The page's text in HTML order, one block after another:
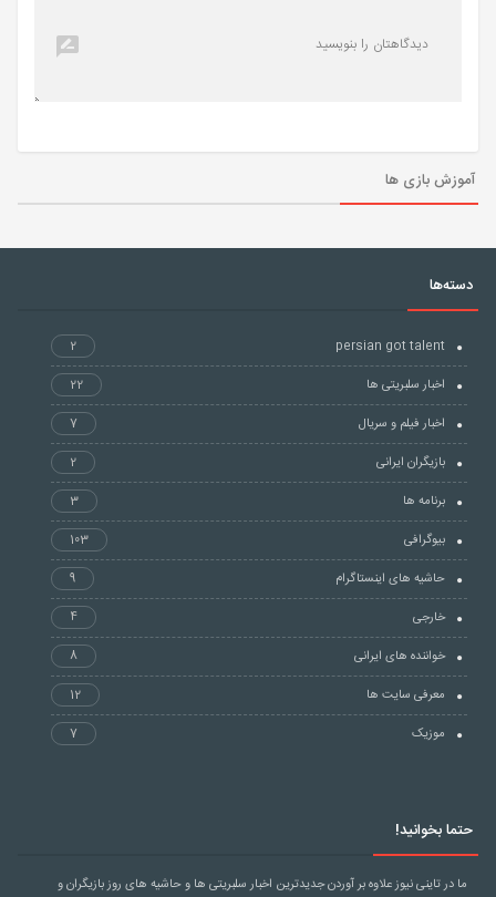
آموزش بازی ها
دسته‌ها
persian got talent
2
اخبار سلبریتی ها
22
اخبار فیلم و سریال
7
بازیگران ایرانی
2
برنامه ها
3
بیوگرافی
103
حاشیه های اینستاگرام
9
خارجی
4
خواننده های ایرانی
8
معرفی سایت ها
12
موزیک
7
حتما بخوانید!
ما در تاینی نیوز علاوه بر آوردن جدیدترین اخبار سلبریتی ها و حاشیه های روز بازیگران و